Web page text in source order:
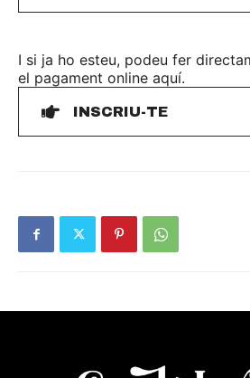
I si ja ho esteu, podeu fer
el pagament online aquí.
INSCRIU-TE